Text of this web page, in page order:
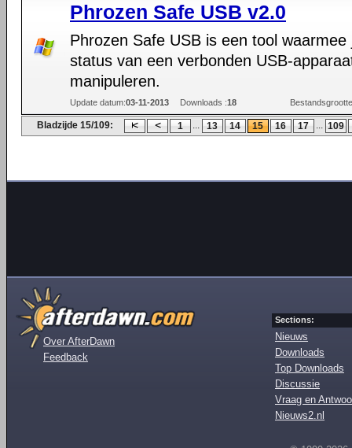
Phrozen Safe USB v2.0
Phrozen Safe USB is een tool waarmee
status van een verbonden USB-
manipuleren.
Update datum:03-11-2013 Downloads :18
Bladzijde 15/109: 1 ... 13 14 15 16 17 ... 109
Over AfterDawn
Feedback
Sections:
Nieuws
Downloads
Top Downloads
Discussie
Vraag en
Nieuws2.nl